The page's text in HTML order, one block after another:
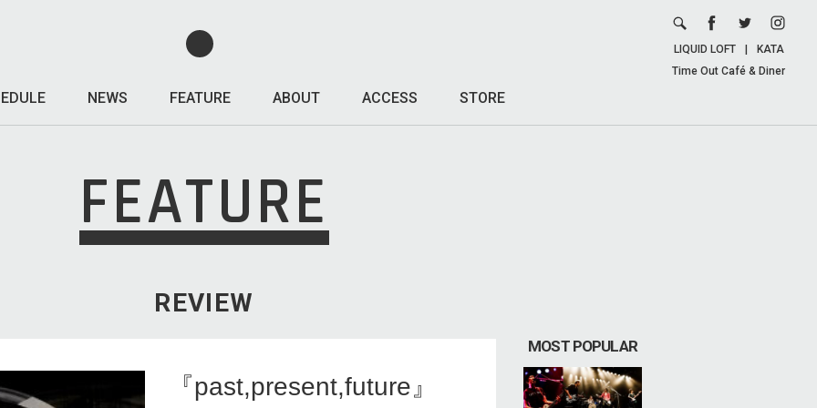
NEWS FEATURE ABOUT ACCESS STORE
LIQUID LOFT
KATA
Time Out Café & Diner
FEATURE
REVIEW
『past,present,future』
MOST POPULAR